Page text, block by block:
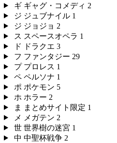
ギ ギャグ・コメディ 2
ジ ジュブナイル 1
ジ ジョジョ 2
ス スペースオペラ 1
ド
ドラクエ 3
フ ファンタジー 29
プ プロレス 1
ペ ペルソナ 1
ポ ポケモン 5
ホ ホラー 2
ま
まとめサイト限定 1
メ
メガテン 2
世 世界樹の迷宮 1
中 中聖杯戦争 2